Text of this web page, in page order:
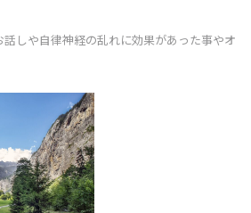
しや自律神経の乱れに効果があった事やオ